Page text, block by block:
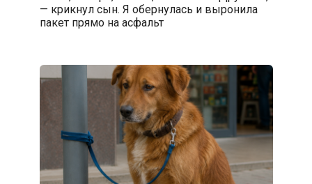
— крикнул сын. Я обернулась и выронила
пакет прямо на асфальт